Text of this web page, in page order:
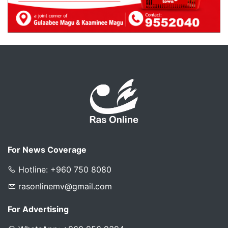
For News Coverage
Hotline: +960 750 8080
rasonlinemv@gmail.com
For Advertising